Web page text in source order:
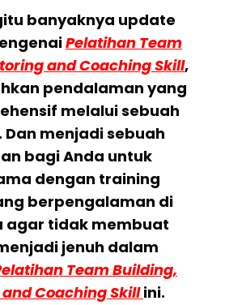
banyaknya update
Pelatihan Team
and Coaching Skill,
pendalaman yang
melalui sebuah
menjadi sebuah
bagi Anda untuk
dengan training
berpengalaman di
agar tidak membuat
jenuh dalam
Team Building,
Coaching Skillini.